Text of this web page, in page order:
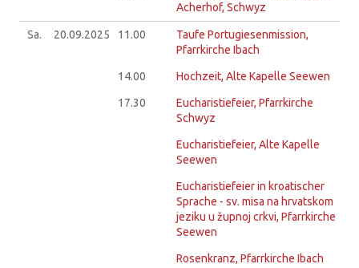
Acherhof, Schwyz
Sa. 20.09.2025 11.00
Taufe Portugiesenmission,
Pfarrkirche Ibach
14.00 Hochzeit, Alte Kapelle Seewen
17.30
Eucharistiefeier, Pfarrkirche
Schwyz
Eucharistiefeier, Alte Kapelle
Seewen
Eucharistiefeier in kroatischer
Sprache - sv. misa na hrvatskom
jeziku u župnoj crkvi, Pfarrkirche
Seewen
Rosenkranz, Pfarrkirche Ibach